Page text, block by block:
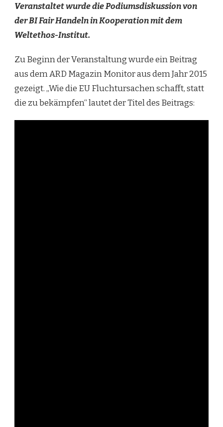
Veranstaltet wurde die Podiumsdiskussion von
der BI Fair Handeln in Kooperation mit dem
Weltethos-Institut.
Zu Beginn der Veranstaltung wurde ein Beitrag
aus dem ARD Magazin Monitor aus dem Jahr 2015
gezeigt. „Wie die EU Fluchtursachen schafft, statt
die zu bekämpfen“ lautet der Titel des Beitrags: